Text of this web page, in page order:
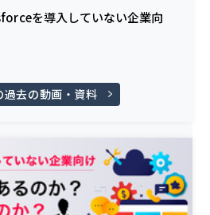
を導入していない企業向
過去の動画・資料